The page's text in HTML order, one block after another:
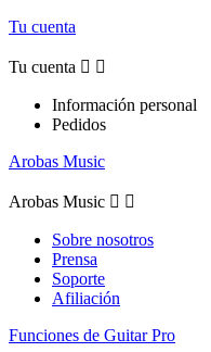
Tu cuenta
Tu cuenta  
Información personal
Pedidos
Arobas Music
Arobas Music  
Sobre nosotros
Prensa
Soporte
Afiliación
Funciones de Guitar Pro